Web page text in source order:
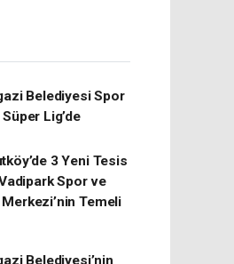
Belediyesi Spor
Lig’de
3 Yeni Tesis
Vadipark Spor ve
Temeli
Belediyesi’nin